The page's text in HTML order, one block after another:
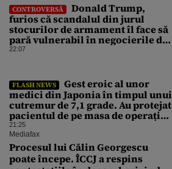
CONTROVERSĂ
Donald Trump,
furios că scandalul din jurul
stocurilor de armament îl face să
pară vulnerabil în negocierile de
pace cu Iranul
22:07
FLASH NEWS
Gest eroic al unor
medici din Japonia în timpul unui
cutremur de 7,1 grade. Au protejat
pacientul de pe masa de operație
cu propriile corpuri
21:25
Mediafax
Procesul lui Călin Georgescu
poate începe. ÎCCJ a respins